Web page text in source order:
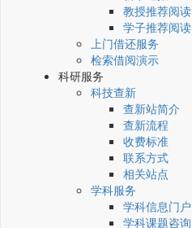
教授推荐阅读
学子推荐阅读
上门借还服务
检索借阅演示
科研服务
科技查新
查新站简介
查新流程
收费标准
联系方式
相关站点
学科服务
学科信息门户
学科课题咨询